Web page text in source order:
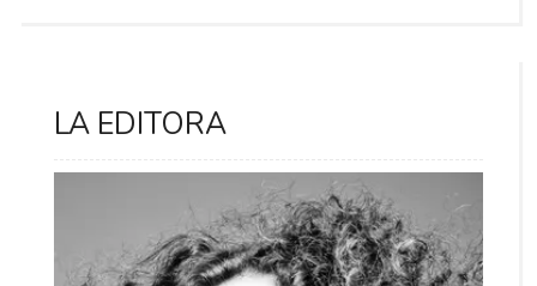
LA EDITORA